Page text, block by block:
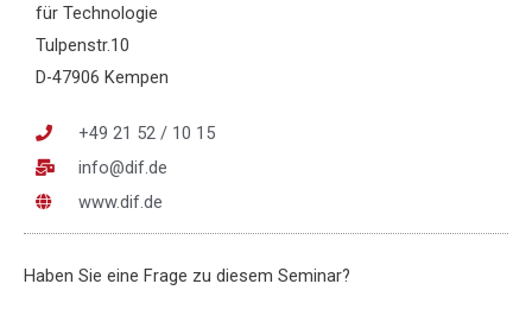
für Technologie
Tulpenstr.10
D-47906 Kempen
+49 21 52 / 10 15
info@dif.de
www.dif.de
Haben Sie eine Frage zu diesem Seminar?